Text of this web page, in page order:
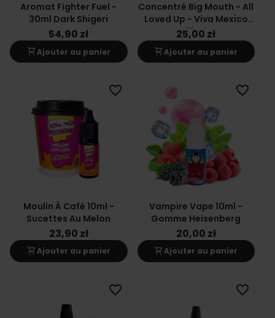
Aromat Fighter Fuel -
30ml Dark Shigeri
54,90 zł
shopping_cartAjouter au panier
Concentré Big Mouth - All
Loved Up - Viva Mexico
10ml
25,00 zł
shopping_cartAjouter au panier
Moulin À Café 10ml -
Sucettes Au Melon
23,90 zł
shopping_cartAjouter au panier
favorite_border
Vampire Vape 10ml -
Gomme Heisenberg
20,00 zł
shopping_cartAjouter au panier
favorite_border
favorite_border favorite_border